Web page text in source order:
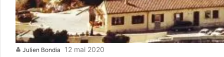
Julien Bondia 12 mai 2020